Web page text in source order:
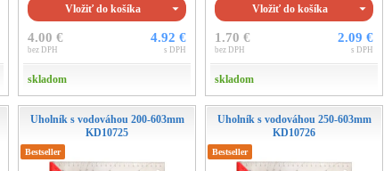
Vložiť do košíka
4.00 €
bez DPH
4.92 €
s DPH
skladom
Vložiť do košíka
1.70 €
bez DPH
2.09 €
s DPH
skladom
Uholník s vodováhou 200-603mm
KD10725
Bestseller
Uholník s vodováhou 250-603mm
KD10726
Bestseller